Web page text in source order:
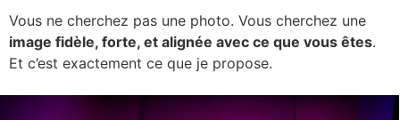
Vous ne cherchez pas une photo. Vous cherchez une
image fidèle, forte, et alignée avec ce que vous êtes.
Et c’est exactement ce que je propose.